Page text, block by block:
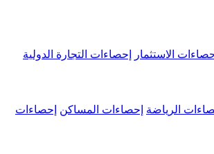
الاستثمار إحصاءات التجارة الدولية
الرياضة إحصاءات المساكن إحصاءات